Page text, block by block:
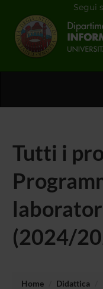
Segui
Tutti i
(2024/
Home Didattica